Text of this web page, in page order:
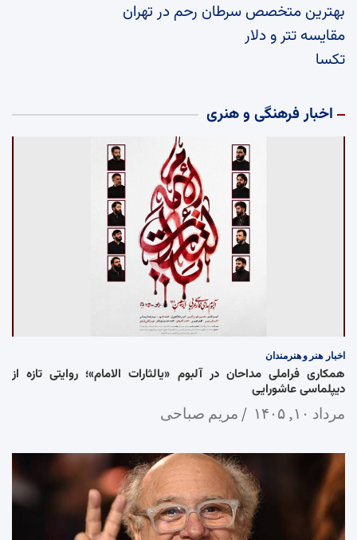
بهترین متخصص سرطان رحم در تهران
مقایسه تتر و دلار
تکسا
اخبار فرهنگی و هنری
اخبار هنر و هنرمندان
همکاری فراملی مداحان در آلبوم «یالثارات الامام»؛ روایتی تازه از
دیپلماسی عاشورایی
مرداد ۱۰, ۱۴۰۵ مریم صباحی